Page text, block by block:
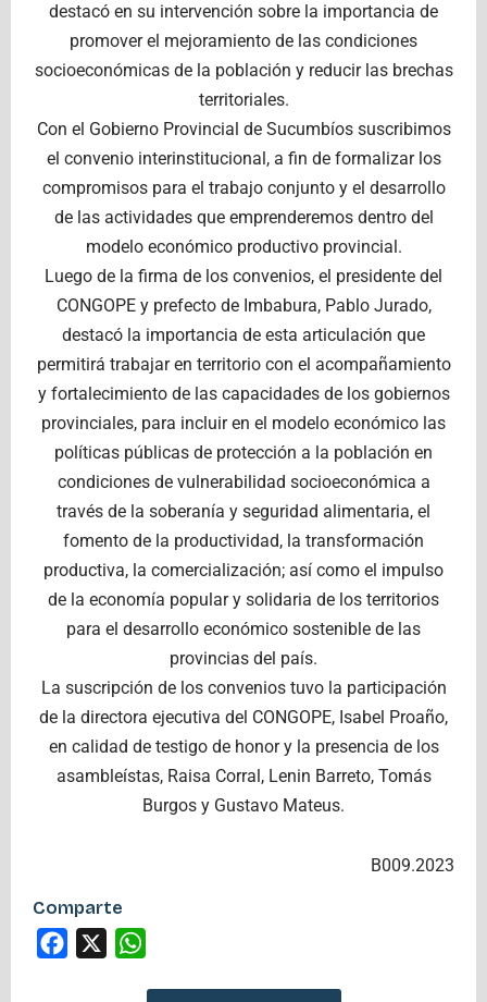
destacó en su intervención sobre la importancia de
promover el mejoramiento de las condiciones
socioeconómicas de la población y reducir las brechas
territoriales.
Con el Gobierno Provincial de Sucumbíos suscribimos
el convenio interinstitucional, a fin de formalizar los
compromisos para el trabajo conjunto y el desarrollo
de las actividades que emprenderemos dentro del
modelo económico productivo provincial.
Luego de la firma de los convenios, el presidente del
CONGOPE y prefecto de Imbabura, Pablo Jurado,
destacó la importancia de esta articulación que
permitirá trabajar en territorio con el acompañamiento
y fortalecimiento de las capacidades de los gobiernos
provinciales, para incluir en el modelo económico las
políticas públicas de protección a la población en
condiciones de vulnerabilidad socioeconómica a
través de la soberanía y seguridad alimentaria, el
fomento de la productividad, la transformación
productiva, la comercialización; así como el impulso
de la economía popular y solidaria de los territorios
para el desarrollo económico sostenible de las
provincias del país.
La suscripción de los convenios tuvo la participación
de la directora ejecutiva del CONGOPE, Isabel Proaño,
en calidad de testigo de honor y la presencia de los
asambleístas, Raisa Corral, Lenin Barreto, Tomás
Burgos y Gustavo Mateus.
B009.2023
Comparte
Facebook